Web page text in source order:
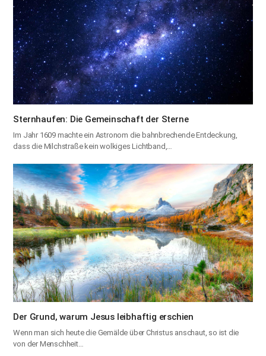
Sternhaufen: Die Gemeinschaft der Sterne
Im Jahr 1609 machte ein Astronom die bahnbrechende Entdeckung,
dass die Milchstraße kein wolkiges Lichtband,…
Der Grund, warum Jesus leibhaftig erschien
Wenn man sich heute die Gemälde über Christus anschaut, so ist die
von der Menschheit…